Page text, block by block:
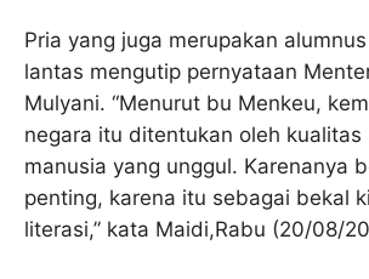
Pria yang juga merupakan
lantas mengutip pernyataan
Mulyani. “Menurut bu Menkeu,
negara itu ditentukan oleh kualitas
manusia yang unggul. Karenanya
penting, karena itu sebagai bekal
literasi,” kata Maidi,Rabu (20/08/